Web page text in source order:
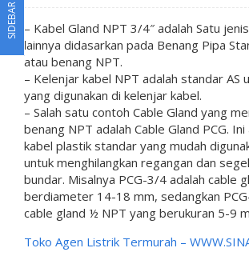
– Kabel Gland NPT 3/4″ adalah Satu
lainnya didasarkan pada Benang Pipa
atau benang NPT.
– Kelenjar kabel NPT adalah standar AS
yang digunakan di kelenjar kabel.
– Salah satu contoh Cable Gland yang
benang NPT adalah Cable Gland PCG.
kabel plastik standar yang mudah
untuk menghilangkan regangan dan
bundar. Misalnya PCG-3/4 adalah cable
berdiameter 14-18 mm, sedangkan
cable gland ½ NPT yang berukuran 5-9
Toko Agen Listrik Termurah –
SIDEBAR